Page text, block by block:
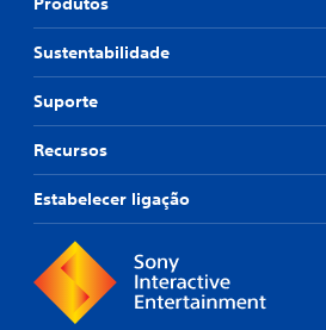
Sustentabilidade
Suporte
Recursos
Estabelecer ligação